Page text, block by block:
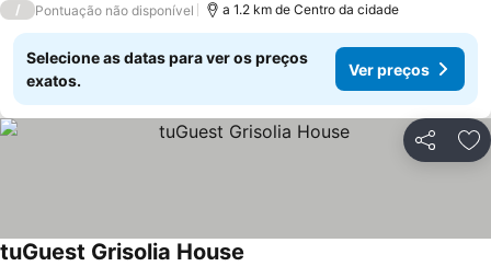
/ Pontuação não disponível a 1.2 km de Centro da cidade
Selecione as datas para ver os preços
exatos.
Ver preços
Partilhar
tuGuest Grisolia House